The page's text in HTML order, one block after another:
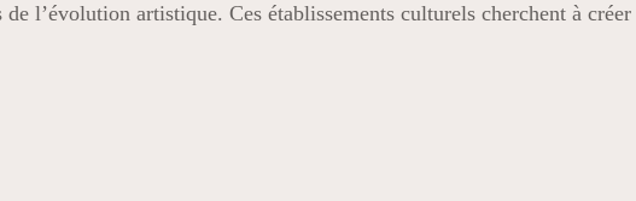
de l’évolution artistique. Ces établissements culturels cherchent à